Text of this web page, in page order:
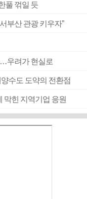
풀 꺾일 듯
부산 관광 키우자”
…우려가 현실로
수도 도약의 전환점
막힌 지역기업 응원